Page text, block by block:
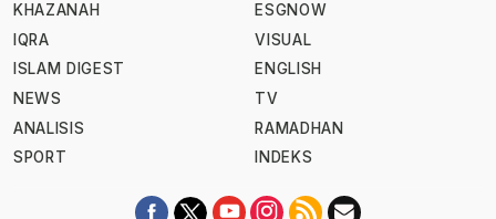
KHAZANAH
IQRA
ISLAM DIGEST
NEWS
ANALISIS
SPORT
ESGNOW
VISUAL
ENGLISH
TV
RAMADHAN
INDEKS